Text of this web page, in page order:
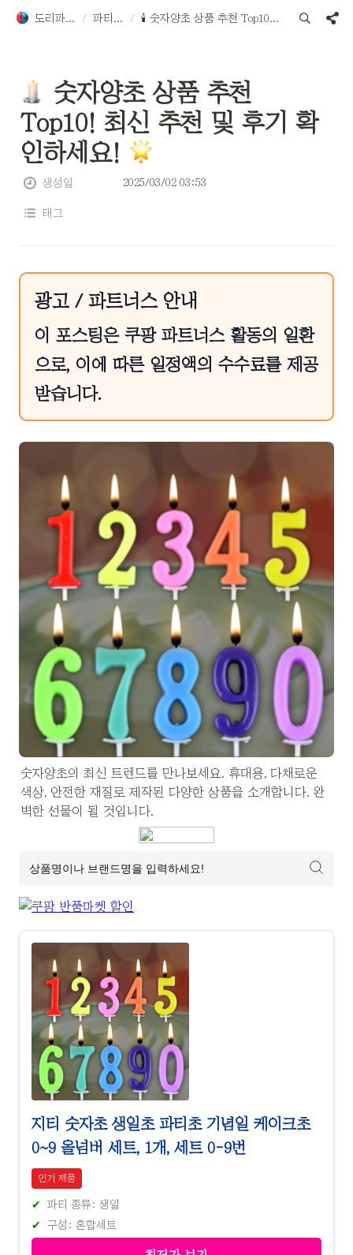
/ /
숫자양초 상품 추천
Top10! 최신 추천 및 후기 확
인하세요!
생성일 2025/03/02 03:53
태그
광고 / 파트너스 안내
이 포스팅은 쿠팡 파트너스 활동의 일환
으로, 이에 따른 일정액의 수수료를 제공
받습니다.
숫자양초의 최신 트렌드를 만나보세요. 휴대용, 다채로운
색상, 안전한 재질로 제작된 다양한 상품을 소개합니다. 완
벽한 선물이 될 것입니다.
지티 숫자초 생일초 파티초 기념일 케이크초
0~9 올넘버 세트, 1개, 세트 0-9번
인기 제품
파티 종류: 생일
구성: 혼합세트